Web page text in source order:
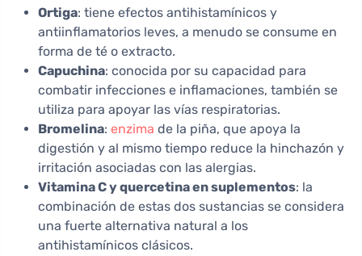
Ortiga: tiene efectos antihistamínicos y
antiinflamatorios leves, a menudo se consume en
forma de té o extracto.
Capuchina: conocida por su capacidad para
combatir infecciones e inflamaciones, también se
utiliza para apoyar las vías respiratorias.
Bromelina: enzima de la piña, que apoya la
digestión y al mismo tiempo reduce la hinchazón y
irritación asociadas con las alergias.
Vitamina C y quercetina en suplementos: la
combinación de estas dos sustancias se considera
una fuerte alternativa natural a los
antihistamínicos clásicos.